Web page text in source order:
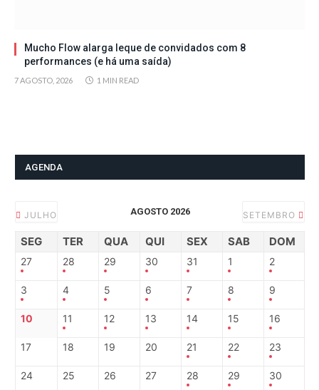
Mucho Flow alarga leque de convidados com 8
performances (e há uma saída)
7 AGOSTO, 2026 1 MIN READ
AGENDA
JULHO AGOSTO 2026 SETEMBRO
SEG TER QUA QUI SEX SAB DOM
27 28 29 30 31 1 2
3 4 5 6 7 8 9
10 11 12 13 14 15 16
17 18 19 20 21 22 23
24 25 26 27 28 29 30